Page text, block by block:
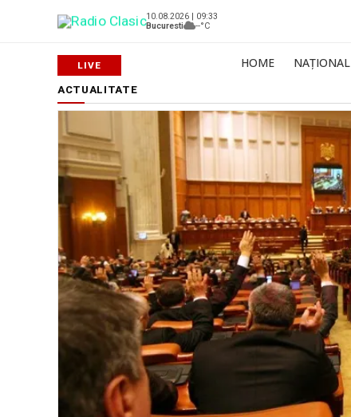
10.08.2026 | 09:33
Bucuresti
--°C
HOME NAȚIONAL
ACTUALITATE